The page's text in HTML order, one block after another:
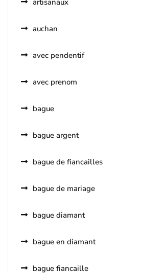
artisanaux
auchan
avec pendentif
avec prenom
bague
bague argent
bague de fiancailles
bague de mariage
bague diamant
bague en diamant
bague fiancaille